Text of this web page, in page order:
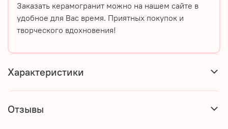
Заказать керамогранит можно на нашем сайте в
удобное для Вас время. Приятных покупок и
творческого вдохновения!
Характеристики
Отзывы